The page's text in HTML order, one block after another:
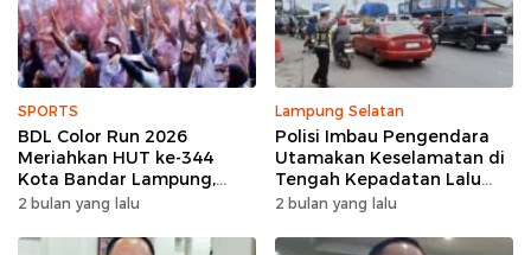
SPORTS
BDL Color Run 2026
Meriahkan HUT ke-344
Kota Bandar Lampung,
Wujud Semangat Sehat
2 bulan yang lalu
Lampung Selatan
Polisi Imbau Pengendara
Utamakan Keselamatan di
Tengah Kepadatan Lalu
Lintas Pagi Hari
2 bulan yang lalu